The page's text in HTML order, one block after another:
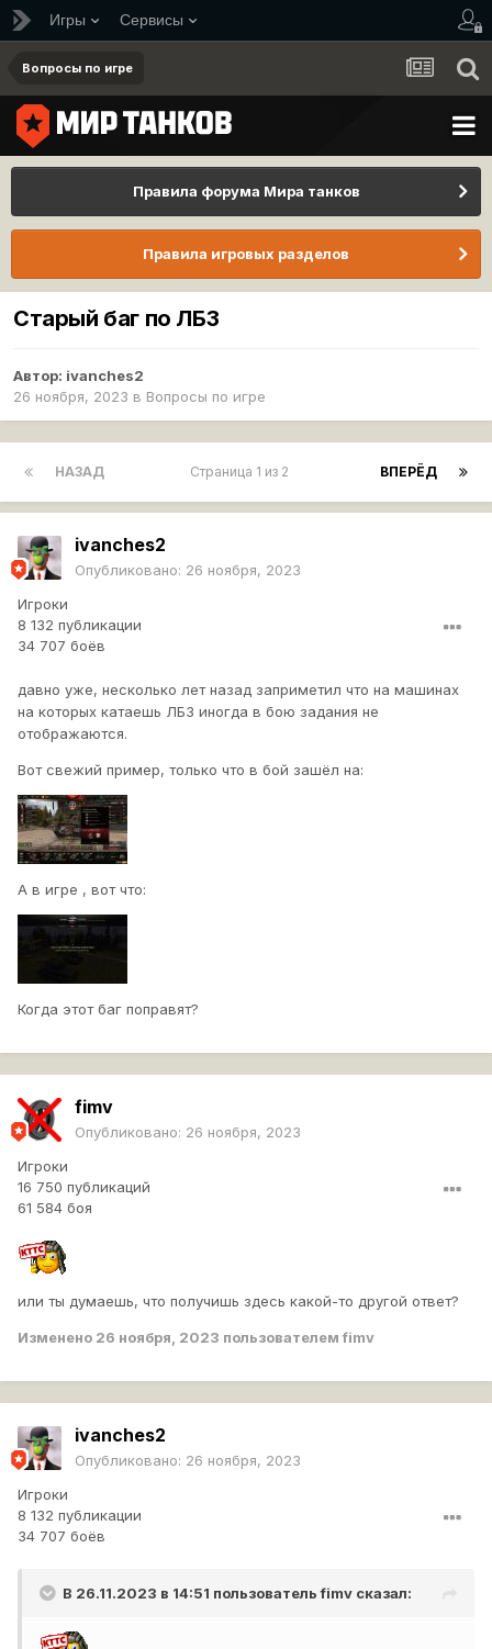
Игры Сервисы
Вопросы по игре
Правила форума Мира танков
Правила игровых разделов
Старый баг по ЛБЗ
Автор: ivanches2
26 ноября, 2023 в Вопросы по игре
НАЗАД ВПЕРЁД
Страница 1 из 2
ivanches2
Опубликовано: 26 ноября, 2023
Игроки
8 132 публикации
34 707 боёв
давно уже, несколько лет назад заприметил что на машинах
на которых катаешь ЛБЗ иногда в бою задания не
отображаются.
Вот свежий пример, только что в бой зашёл на:
А в игре , вот что:
Когда этот баг поправят?
fimv
Опубликовано: 26 ноября, 2023
Игроки
16 750 публикаций
61 584 боя
или ты думаешь, что получишь здесь какой-то другой ответ?
Изменено 26 ноября, 2023 пользователем fimv
ivanches2
Опубликовано: 26 ноября, 2023
Игроки
8 132 публикации
34 707 боёв
В 26.11.2023 в 14:51 пользовательfimv сказал: